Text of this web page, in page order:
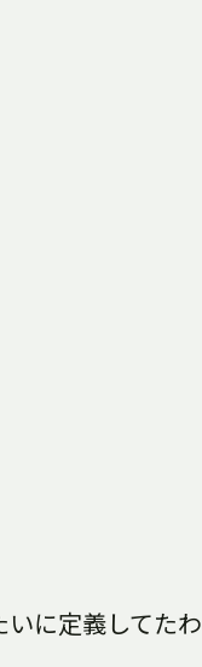
に定義してたわ